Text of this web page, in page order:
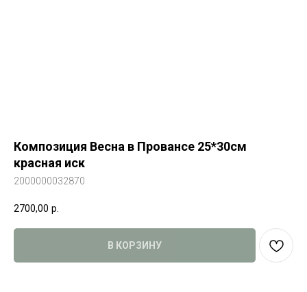
Композиция Весна в Провансе 25*30см
красная иск
2000000032870
2700,00 р.
В КОРЗИНУ